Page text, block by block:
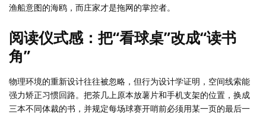
渔船意图的海鸥，而庄家才是拖网的掌控者。
阅读仪式感：把“看球桌”改成“读书
角”
物理环境的重新设计往往被忽略，但行为设计学证明，空间线索能
强力矫正习惯回路。把茶几上原本放薯片和手机支架的位置，换成
三本不同体裁的书，并规定每场球赛开哨前必须用某一页的最后一